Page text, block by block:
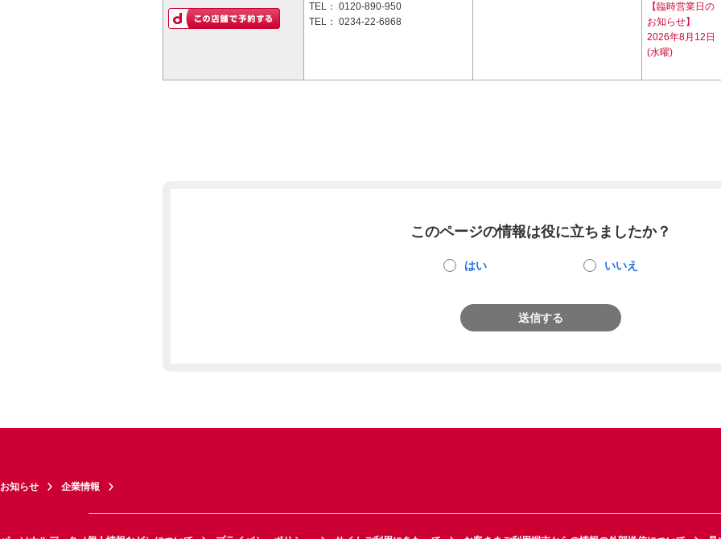
TEL： 0120-890-950
TEL： 0234-22-6868
【臨時営業日の
お知らせ】
2026年8月12日
(水曜)
このページの情報は役に立ちましたか？
はい いいえ
送信する
お知らせ 企業情報